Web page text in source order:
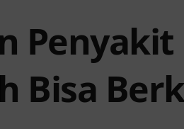
Penyakit
Bisa